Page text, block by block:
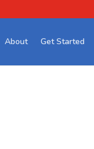
About Get Started